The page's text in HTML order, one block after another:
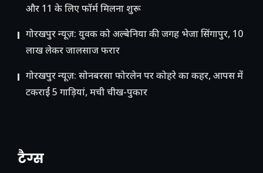
और 11 के लिए फॉर्म मिलना शुरू
गोरखपुर न्यूज़: युवक को अल्बेनिया की जगह भेजा सिंगापुर, 10
लाख लेकर जालसाज फरार
गोरखपुर न्यूज़: सोनबरसा फोरलेन पर कोहरे का कहर, आपस में
टकराईं 5 गाड़ियां, मची चीख-पुकार
टैग्स